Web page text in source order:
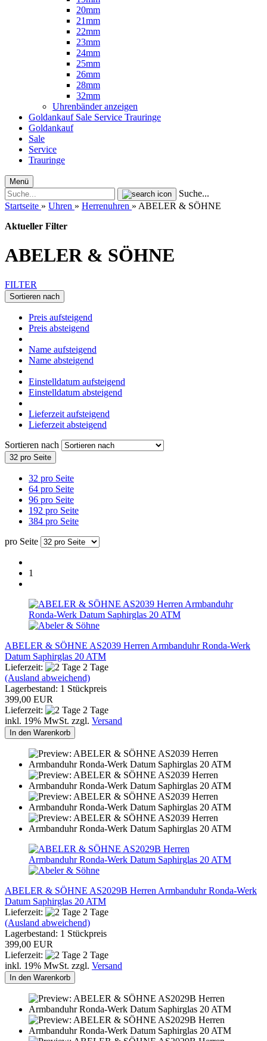
20mm
21mm
22mm
23mm
24mm
25mm
26mm
28mm
32mm
Uhrenbänder anzeigen
Goldankauf Sale Service Trauringe
Goldankauf
Sale
Service
Trauringe
Menü
Suche...
Startseite » Uhren » Herrenuhren » ABELER & SÖHNE
Aktueller Filter
ABELER & SÖHNE
FILTER
Sortieren nach
Preis aufsteigend
Preis absteigend
Name aufsteigend
Name absteigend
Einstelldatum aufsteigend
Einstelldatum absteigend
Lieferzeit aufsteigend
Lieferzeit absteigend
Sortieren nach
32 pro Seite
32 pro Seite
64 pro Seite
96 pro Seite
192 pro Seite
384 pro Seite
pro Seite
1
ABELER & SÖHNE AS2039 Herren Armbanduhr Ronda-Werk
Datum Saphirglas 20 ATM
Lieferzeit:
2 Tage
(Ausland abweichend)
Lagerbestand: 1 Stückpreis
399,00 EUR
Lieferzeit:
2 Tage
inkl. 19% MwSt. zzgl. Versand
In den Warenkorb
ABELER & SÖHNE AS2029B Herren Armbanduhr Ronda-Werk
Datum Saphirglas 20 ATM
Lieferzeit:
2 Tage
(Ausland abweichend)
Lagerbestand: 1 Stückpreis
399,00 EUR
Lieferzeit:
2 Tage
inkl. 19% MwSt. zzgl. Versand
In den Warenkorb